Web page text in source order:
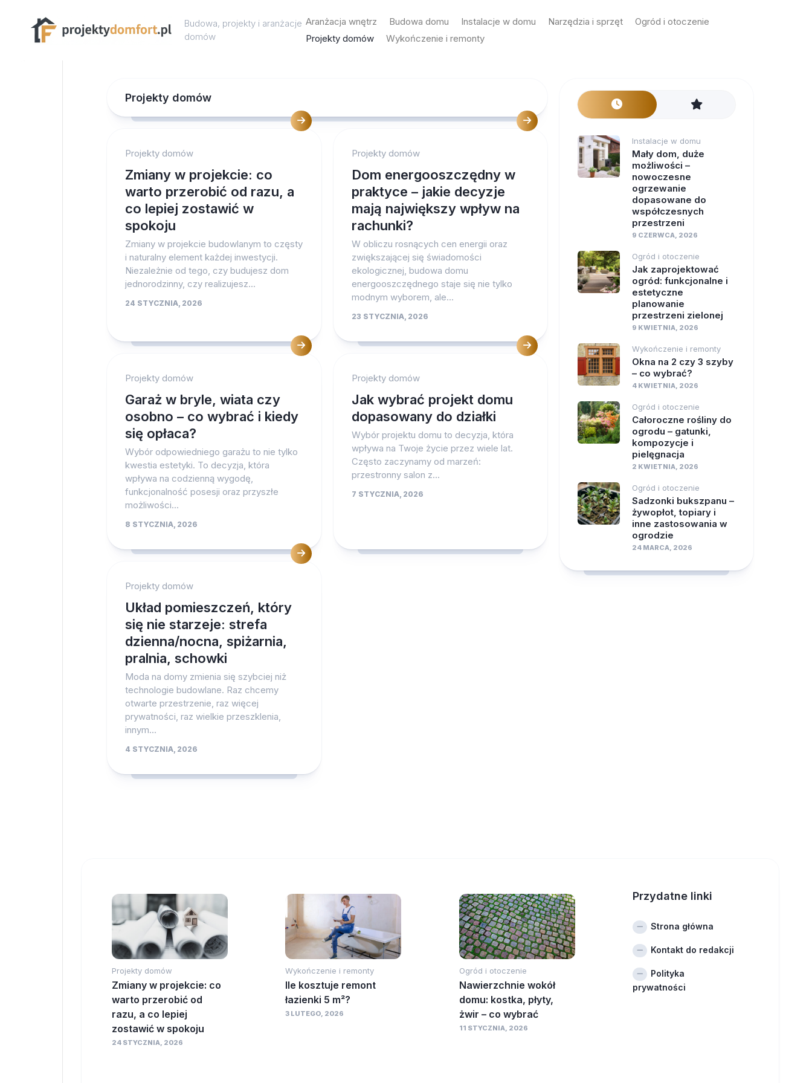
content
Budowa, projekty i aranżacje
domów
Aranżacja wnętrz Budowa domu Instalacje w domu Narzędzia i sprzęt
Ogród i otoczenie
Projekty domów
Wykończenie i remonty
Projekty domów
Projekty domów
Zmiany w projekcie: co
warto przerobić od razu, a
co lepiej zostawić w
spokoju
Zmiany w projekcie budowlanym to częsty
i naturalny element każdej inwestycji.
Niezależnie od tego, czy budujesz dom
jednorodzinny, czy realizujesz...
24 STYCZNIA, 2026
Projekty domów
Dom energooszczędny w
praktyce – jakie decyzje
mają największy wpływ na
rachunki?
W obliczu rosnących cen energii oraz
zwiększającej się świadomości
ekologicznej, budowa domu
energooszczędnego staje się nie tylko
modnym wyborem, ale...
23 STYCZNIA, 2026
Projekty domów
Garaż w bryle, wiata czy
osobno – co wybrać i kiedy
się opłaca?
Wybór odpowiedniego garażu to nie tylko
kwestia estetyki. To decyzja, która
wpływa na codzienną wygodę,
funkcjonalność posesji oraz przyszłe
możliwości...
8 STYCZNIA, 2026
Projekty domów
Jak wybrać projekt domu
dopasowany do działki
Wybór projektu domu to decyzja, która
wpływa na Twoje życie przez wiele lat.
Często zaczynamy od marzeń:
przestronny salon z...
7 STYCZNIA, 2026
Projekty domów
Układ pomieszczeń, który
się nie starzeje: strefa
dzienna/nocna, spiżarnia,
pralnia, schowki
Moda na domy zmienia się szybciej niż
technologie budowlane. Raz chcemy
otwarte przestrzenie, raz więcej
prywatności, raz wielkie przeszklenia,
innym...
4 STYCZNIA, 2026
Instalacje w domu
Mały dom, duże
możliwości –
nowoczesne
ogrzewanie
dopasowane do
współczesnych
przestrzeni
9 CZERWCA, 2026
Ogród i otoczenie
Jak zaprojektować
ogród: funkcjonalne i
estetyczne
planowanie
przestrzeni zielonej
9 KWIETNIA, 2026
Wykończenie i remonty
Okna na 2 czy 3 szyby
– co wybrać?
4 KWIETNIA, 2026
Ogród i otoczenie
Całoroczne rośliny do
ogrodu – gatunki,
kompozycje i
pielęgnacja
2 KWIETNIA, 2026
Ogród i otoczenie
Sadzonki bukszpanu –
żywopłot, topiary i
inne zastosowania w
ogrodzie
24 MARCA, 2026
Projekty domów
Zmiany w projekcie: co
warto przerobić od
razu, a co lepiej
zostawić w spokoju
24 STYCZNIA, 2026
Wykończenie i remonty
Ile kosztuje remont
łazienki 5 m²?
3 LUTEGO, 2026
Ogród i otoczenie
Nawierzchnie wokół
domu: kostka, płyty,
żwir – co wybrać
11 STYCZNIA, 2026
Przydatne linki
Strona główna
Kontakt do redakcji
Polityka
prywatności